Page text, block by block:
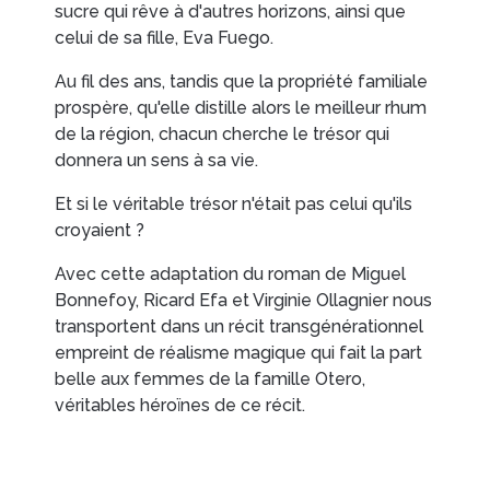
EN IMAGES CONTACTS/ACCÈS
sucre qui rêve à d'autres horizons, ainsi que
celui de sa fille, Eva Fuego.
Au fil des ans, tandis que la propriété familiale
prospère, qu'elle distille alors le meilleur rhum
de la région, chacun cherche le trésor qui
donnera un sens à sa vie.
Et si le véritable trésor n'était pas celui qu'ils
croyaient ?
Avec cette adaptation du roman de Miguel
Bonnefoy, Ricard Efa et Virginie Ollagnier nous
transportent dans un récit transgénérationnel
empreint de réalisme magique qui fait la part
belle aux femmes de la famille Otero,
véritables héroïnes de ce récit.